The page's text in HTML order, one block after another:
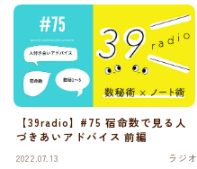
【39radio】#75 宿命数で見る人
づきあいアドバイス 前編
2022.07.13 ラジオ